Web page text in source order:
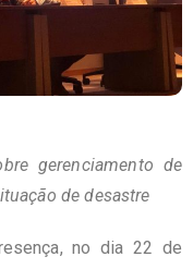
gerenciamento de
de desastre
no dia 22 de